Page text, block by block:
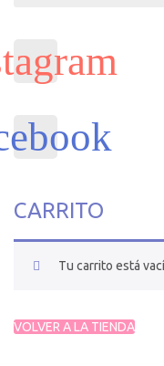
CARRITO
Tu carrito está
VOLVER A LA TIENDA